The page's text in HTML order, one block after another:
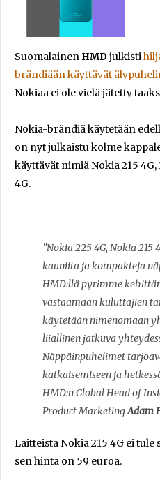
Suomalainen HMDjulkisti
brändiään käyttävät
Nokiaa ei ole vielä jätetty
Nokia-brändiä käytetään
on nyt julkaistu kolme
käyttävät nimiä Nokia 215 4G,
4G.
"Nokia 225 4G, Nokia 215
kauniita ja kompakteja
HMD:llä pyrimme
vastaamaan kuluttajien
käytetään nimenomaan
liiallinen jatkuva
Näppäinpuhelimet
katkaisemiseen ja
HMD:n Global Head of
Product MarketingAdam
Laitteista Nokia 215 4G ei tule
sen hinta on 59 euroa.